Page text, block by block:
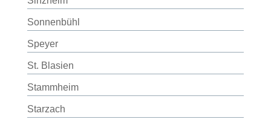
Sonnenbühl
Speyer
St. Blasien
Stammheim
Starzach